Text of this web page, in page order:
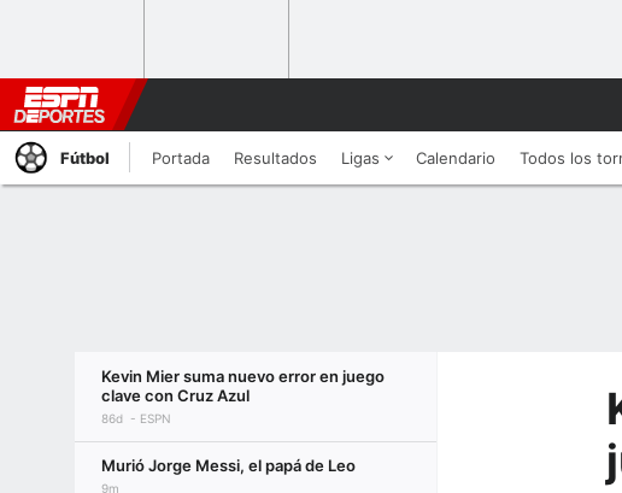
Fútbol Portada Resultados Ligas Calendario Todos los
Kevin Mier suma nuevo error en juego
clave con Cruz Azul
86d ESPN
Murió Jorge Messi, el papá de Leo
9m